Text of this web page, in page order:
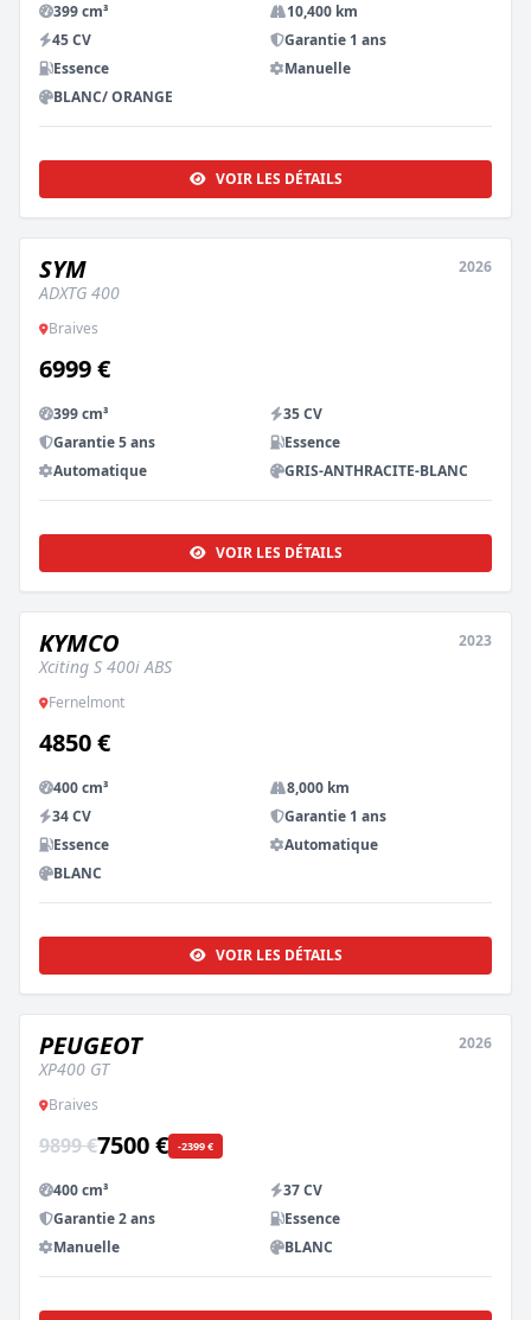
399 cm³
10,400 km
45 CV
Garantie 1 ans
Essence
Manuelle
BLANC/ ORANGE
VOIR LES DÉTAILS
NEUF
SYM
ADXTG 400
2026
Braives
6999 €
399 cm³
35 CV
Garantie 5 ans
Essence
Automatique
GRIS-ANTHRACITE-BLANC
VOIR LES DÉTAILS
OCCASION
KYMCO
Xciting S 400i ABS
2023
Fernelmont
4850 €
400 cm³
8,000 km
34 CV
Garantie 1 ans
Essence
Automatique
BLANC
VOIR LES DÉTAILS
NEUF
PEUGEOT
XP400 GT
2026
Braives
9899 €7500 € -2399 €
400 cm³
37 CV
Garantie 2 ans
Essence
Manuelle
BLANC